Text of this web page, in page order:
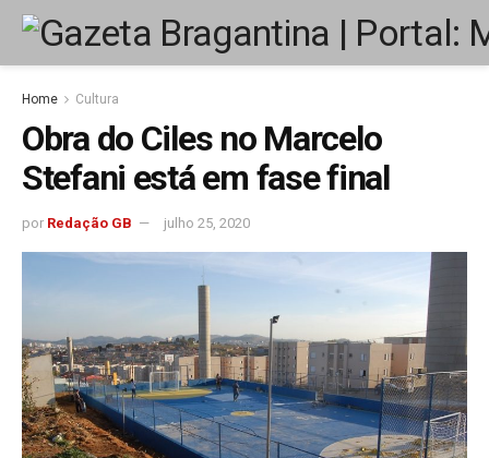
Home Cultura
Obra do Ciles no Marcelo
Stefani está em fase final
por Redação GB julho 25, 2020